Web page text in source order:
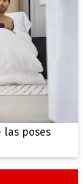
las poses